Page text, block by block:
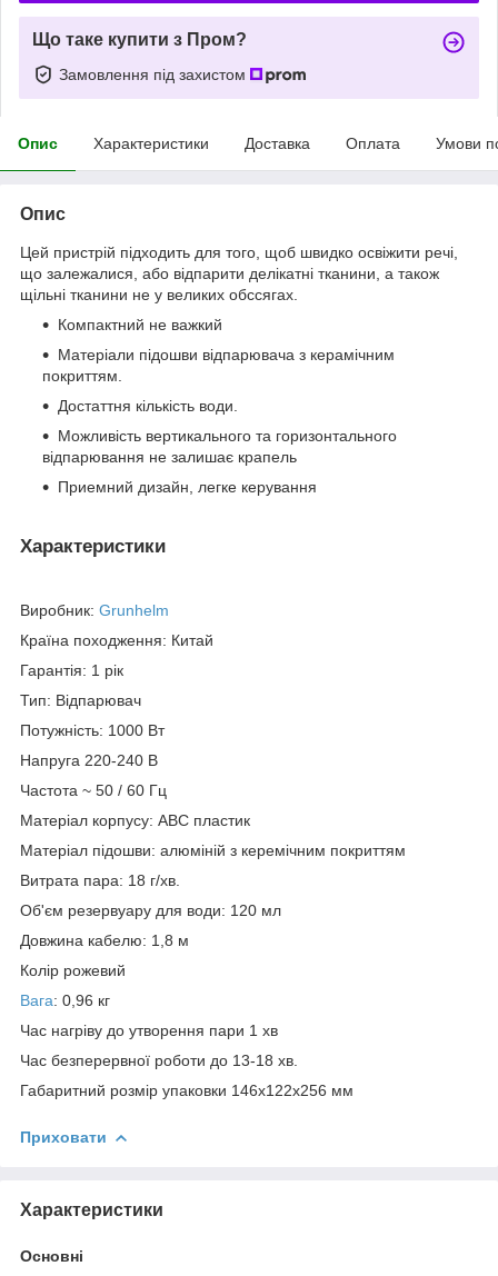
Що таке купити з Пром?
Замовлення під захистом
Опис Характеристики Доставка Оплата Умови
Опис
Цей пристрій підходить для того, щоб швидко освіжити речі,
що залежалися, або відпарити делікатні тканини, а також
щільні тканини не у великих обссягах.
Компактний не важкий
Матеріали підошви відпарювача з керамічним
покриттям.
Достаттня кількість води.
Можливість вертикального та горизонтального
відпарювання не залишає крапель
Приемний дизайн, легке керування
Характеристики
Виробник: Grunhelm
Країна походження: Китай
Гарантія: 1 рік
Тип: Відпарювач
Потужність: 1000 Вт
Напруга 220-240 В
Частота ~ 50 / 60 Гц
Матеріал корпусу: ABC пластик
Матеріал підошви: алюміній з керемічним покриттям
Витрата пара: 18 г/хв.
Об'єм резервуару для води: 120 мл
Довжина кабелю: 1,8 м
Колір рожевий
Вага: 0,96 кг
Час нагріву до утворення пари 1 хв
Час безперервної роботи до 13-18 хв.
Габаритний розмір упаковки 146х122х256 мм
Приховати
Характеристики
Основні